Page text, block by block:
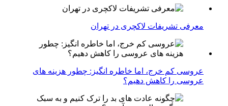
معرفی تشریفات لاکچری در تهران
عروسی کم خرج، اما خاطره انگیز: چطور هزینه های
عروسی را کاهش دهیم؟